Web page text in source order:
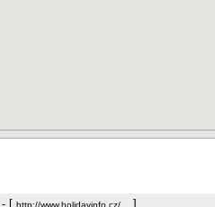
- [ http://www.holidayinfo.cz/… ]